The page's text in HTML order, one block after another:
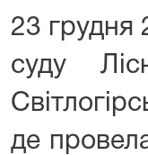
23 грудня
суду
де